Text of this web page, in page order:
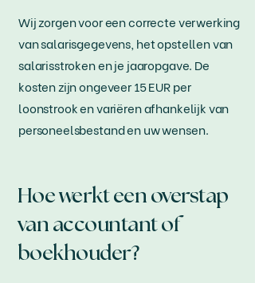
Wij zorgen voor een correcte verwerking
van salarisgegevens, het opstellen van
salarisstroken en je jaaropgave. De
kosten zijn ongeveer 15 EUR per
loonstrook en variëren afhankelijk van
personeelsbestand en uw wensen.
Hoe werkt een overstap
van accountant of
boekhouder?